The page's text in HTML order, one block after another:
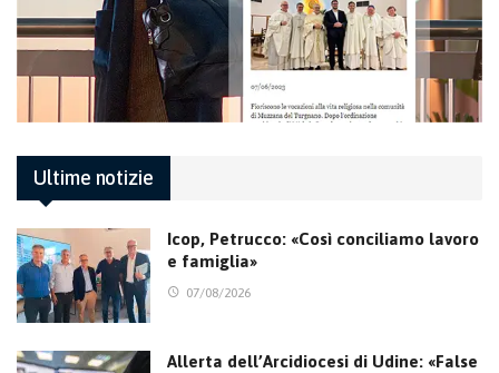
Ultime notizie
Icop, Petrucco: «Così conciliamo lavoro
e famiglia»
07/08/2026
Allerta dell’Arcidiocesi di Udine: «False